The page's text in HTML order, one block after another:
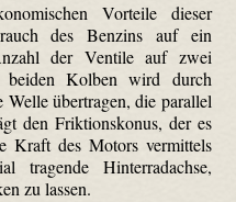
Vorteile dieser
des Benzins auf ein
der Ventile auf zwei
beiden Kolben wird durch
übertragen, die parallel
den Friktions­konus, der es
Kraft des Motors vermittels
Hinterradachse,
zu lassen.